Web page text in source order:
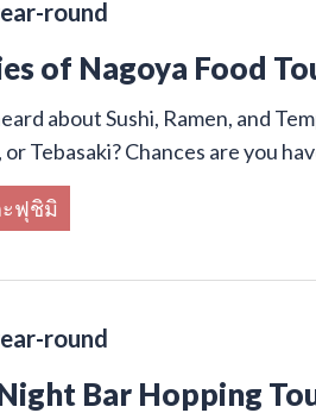
round
of Nagoya Food
about Sushi, Ramen, and
or Tebasaki? Chances are you
ะฟุชิมิ
round
Bar Hopping